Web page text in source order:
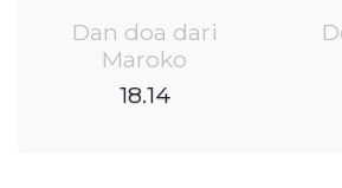
Dan doa dari
Maroko
18.14